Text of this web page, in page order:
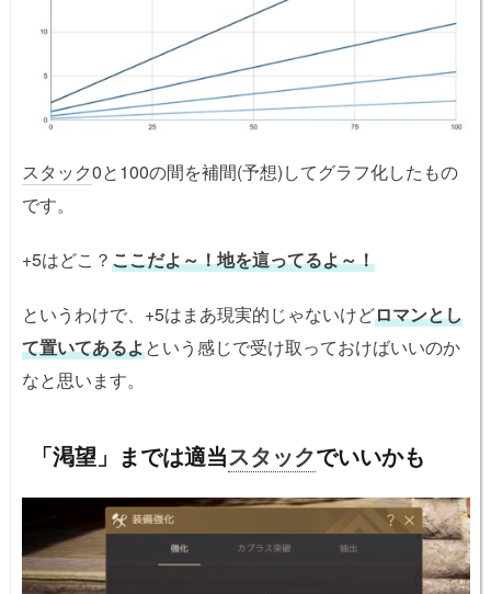
スタック0と100の間を補間(予想)してグラフ化したもの
です。
+5はどこ？ここだよ～！地を這ってるよ～！
というわけで、+5はまあ現実的じゃないけどロマンとし
て置いてあるよという感じで受け取っておけばいいのか
なと思います。
「渇望」までは適当スタックでいいかも